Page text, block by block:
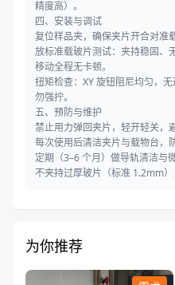
精度高）。
四、安装与调试
复位样品夹，确保夹片开合对准
放标准载玻片测试：夹持稳固、
移动全程无卡顿。
扭矩检查：XY 旋钮阻尼均匀，
勿强拧。
五、预防与维护
禁止用力弹回夹片，轻开轻关，
每次使用后清洁夹片与载物台，
定期（3–6 个月）做导轨清洁与
不夹持过厚玻片（标准 1.2mm）
为你推荐